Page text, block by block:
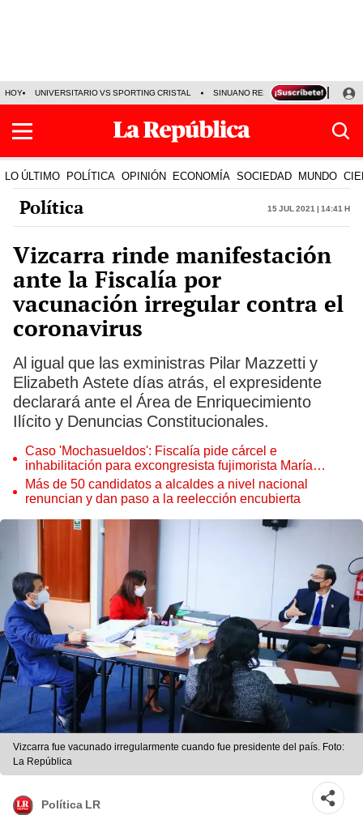
HOY UNIVERSITARIO VS SPORTING CRISTAL SINUANO RESULTADOS HOY
LO ÚLTIMO POLÍTICA OPINIÓN ECONOMÍA SOCIEDAD MUNDO
Política 15 Jul 2021 | 14:41 h
Vizcarra rinde manifestación
ante la Fiscalía por
vacunación irregular contra el
coronavirus
Al igual que las exministras Pilar Mazzetti y
Elizabeth Astete días atrás, el expresidente
declarará ante el Área de Enriquecimiento
Ilícito y Denuncias Constitucionales.
Caso 'Mochasueldos': Fiscalía pide cárcel e
inhabilitación para excongresista fujimorista María
Cordero Jon Tay
Más de 50 candidatos a alcaldes a nivel nacional
renuncian y dan paso a la reelección encubierta
Vizcarra fue vacunado irregularmente cuando fue presidente del país. Foto:
La República
Política LR